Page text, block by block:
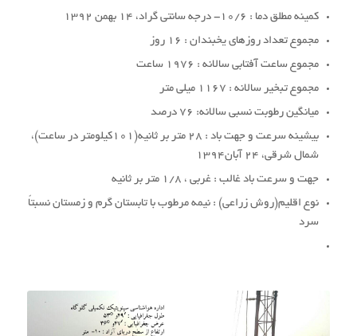
کمینه مطلق دما : 10/6- درجه سانتی گراد، 14 بهمن 1392
مجموع تعداد روزهای یخبندان : 16 روز
مجموع ساعت آفتابی سالانه : 1976 ساعت
مجموع تبخیر سالانه : 1167 میلی متر
میانگین رطوبت نسبی سالانه: 76 درصد
بیشینه سرعت و جهت باد : 28 متر بر ثانیه(101کیلومتر در ساعت)،
شمال شرقی، 24 آبان1394
جهت و سرعت باد غالب : غربی ، 1/8 متر بر ثانیه
نوع اقلیم(روش زراعی) : نیمه مرطوب با تابستان گرم و زمستان نسبتاً
سرد